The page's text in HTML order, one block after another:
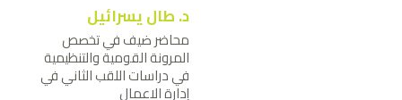
د. طال يسرائيل
محاضر ضيف في تخصص
المرونة القومية والتنظيمية
في دراسات اللقب الثاني في
إدارة الاعمال